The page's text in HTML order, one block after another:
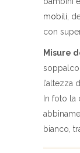
mobili ,
con
Misure
soppalco
l’altezza
In foto
bianco,